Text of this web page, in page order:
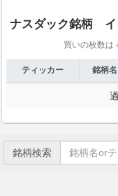
ナスダック銘柄 イ
買いの枚数は
ティッカー 銘柄名
銘柄検索